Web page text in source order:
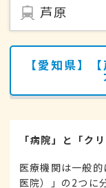
芦原
【愛知県】
「病院」と「ク
医療機関は一般的
医院）」の2つに